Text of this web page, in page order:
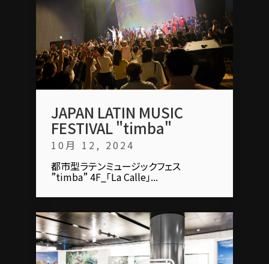
JAPAN LATIN MUSIC
FESTIVAL "timba"
10月 12, 2024
都市型ラテンミュージックフェス
”timba” 4F_「La Calle」...